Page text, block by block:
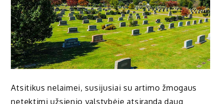
Atsitikus nelaimei, susijusiai su artimo žmogaus
netektimi užsienio valstybėje atsiranda daug